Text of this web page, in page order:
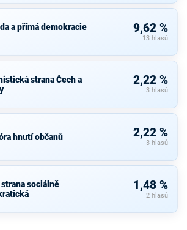
a přímá demokracie
9,62 %
13 hlasů
strana Čech a
2,22 %
3 hlasů
hnutí občanů 2,22 %
3 hlasů
sociálně
1,48 %
2 hlasů